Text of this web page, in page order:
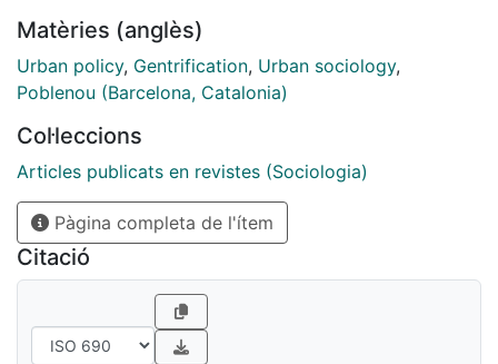
no espaço público em relação ao direcionamento a
uma cidade mais compacta. Trata-se de uma pesquisa
sobre movimentação de pessoas, apropriação do
estacionamento. Embora haja pontos positivos em
ambos os casos, observa-se maior predominância de
uso do solo, deslocamentos pendulares e baixa
apropriação do espaço público sobretudo fora do
horário comercial. Conclui-se que tais propostas
direcionam suas cidades para modelos menos
compactos e mais segregados em consonância com
seu interesse de gentrificação.
Matèries (anglès)
Urban policy, Gentrification, Urban sociology,
Poblenou (Barcelona, Catalonia)
Col·leccions
Articles publicats en revistes (Sociologia)
Pàgina completa de l'ítem
Citació